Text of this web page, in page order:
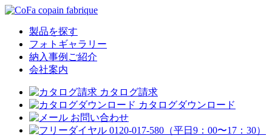
製品を探す
フォトギャラリー
納入事例ご紹介
会社案内
カタログ請求
カタログダウンロード
お問い合わせ
0120-017-580 （平日9：00〜17：30）